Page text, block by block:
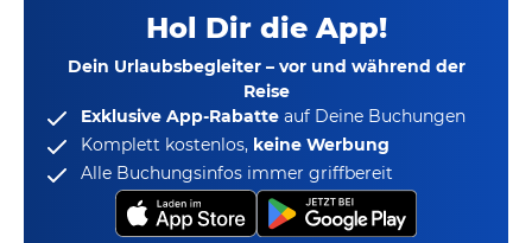
Hol Dir die App!
Dein Urlaubsbegleiter – vor und während der
Reise
Exklusive App-Rabatte auf Deine Buchungen
Komplett kostenlos, keine Werbung
Alle Buchungsinfos immer griffbereit